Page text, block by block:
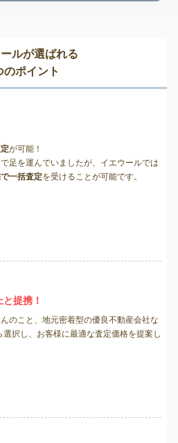
ルが選ばれる
のポイント
が可能！
足を運んでいましたが、イエウールでは
一括査定を受けることが可能です。
提携！
のこと、地元密着型の優良不動産会社な
選択し、お客様に最適な査定価格を提案し